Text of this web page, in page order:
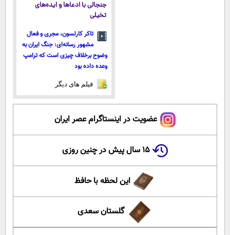
جنجالی با ادعاها و ایده‌های
تخیلی
تاکر کارلسون، مجری و فعال
مشهور رسانه‌ای: جنگ ایران به
وضوح برخلاف چیزی است که ترامپ
وعده داده بود
فیلم های دیگر
عضویت در اینستاگرام عصر ایران
۱۵ سال پیش در چنین روزی
این لحظه با حافظ
گلستان سعدی